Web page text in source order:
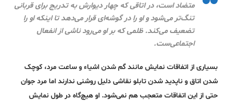
متضاد است، در اتاقی که چهار دیوارش به تدریج برای قربانی
تنگ‌تر می‌شود و او را در گوشه‌ای قرار می‌دهد تا اینکه او را
تضعیف می‌کند. ظلمی که بر او می‌رود ناشی از انفعال
اجتماعی‌ست.
بسیاری از اتفاقات نمایش مانند گم شدن اشیاء و ساعت مرد، کوچک
شدن اتاق و ناپدید شدن تابلو نقاشی دلیل روشنی ندارند اما مرد جوان
حتی از این اتفاقات متعجب هم نمی‌شود. او هیچ‌‌گاه در طول نمایش